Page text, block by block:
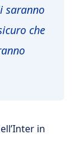
saranno
che
in